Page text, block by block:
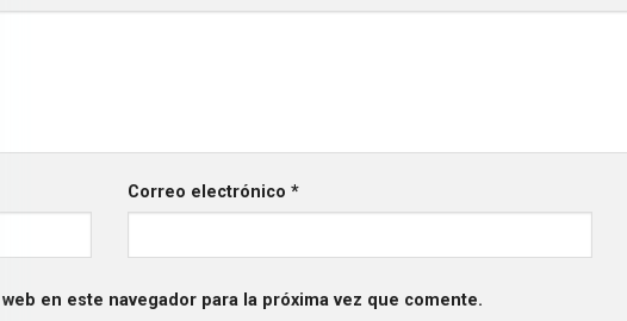
Correo electrónico *
en este navegador para la próxima vez que comente.